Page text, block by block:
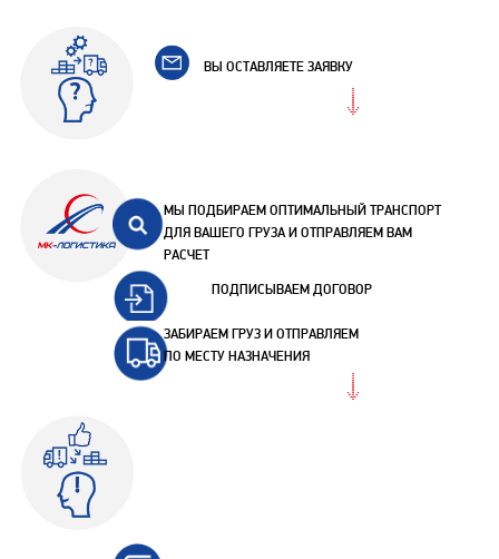
ВЫ ОСТАВЛЯЕТЕ ЗАЯВКУ
МЫ ПОДБИРАЕМ ОПТИМАЛЬНЫЙ ТРАНСПОРТ
ДЛЯ ВАШЕГО ГРУЗА И ОТПРАВЛЯЕМ ВАМ
РАСЧЕТ
ПОДПИСЫВАЕМ ДОГОВОР
ЗАБИРАЕМ ГРУЗ И ОТПРАВЛЯЕМ
ПО МЕСТУ НАЗНАЧЕНИЯ